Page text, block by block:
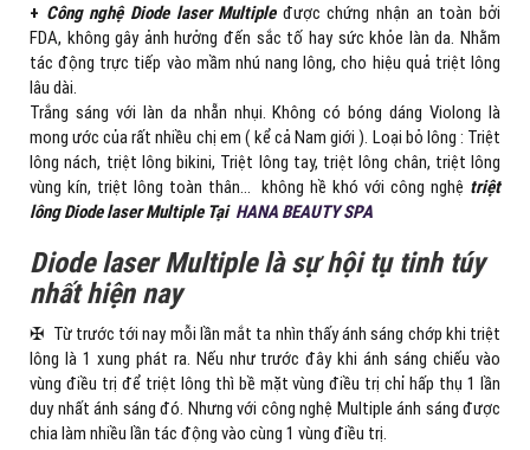
+ Công nghệ Diode laser Multipleđược chứng nhận an toàn bởi
FDA, không gây ảnh hưởng đến sắc tố hay sức khỏe làn da. Nhằm
tác động trực tiếp vào mầm nhú nang lông, cho hiệu quả triệt lông
lâu dài.
Trắng sáng với làn da nhẵn nhụi. Không có bóng dáng Violong là
mong ước của rất nhiều chị em ( kể cả Nam giới ). Loại bỏ lông : Triệt
lông nách, triệt lông bikini, Triệt lông tay, triệt lông chân, triệt lông
vùng kín, triệt lông toàn thân… không hề khó với công nghệ triệt
lông Diode laser Multiple Tại HANA BEAUTY SPA
Diode laser Multiple là sự hội tụ tinh túy
nhất hiện nay
✠ Từ trước tới nay mỗi lần mắt ta nhìn thấy ánh sáng chớp khi triệt
lông là 1 xung phát ra. Nếu như trước đây khi ánh sáng chiếu vào
vùng điều trị để triệt lông thì bề mặt vùng điều trị chỉ hấp thụ 1 lần
duy nhất ánh sáng đó. Nhưng với công nghệ Multiple ánh sáng được
chia làm nhiều lần tác động vào cùng 1 vùng điều trị.